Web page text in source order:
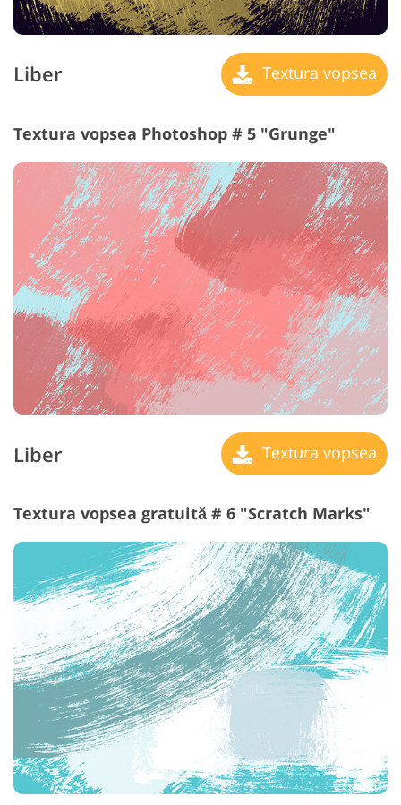
Liber Textura vopsea
Textura vopsea Photoshop # 5 "Grunge"
Liber Textura vopsea
Textura vopsea gratuită # 6 "Scratch Marks"